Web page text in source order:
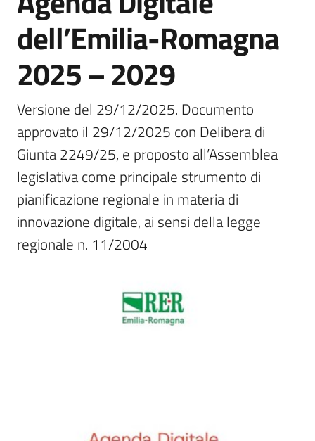
Servizi
dell'Urp
Accesso
e
trasparenza
Domande
frequenti
(FAQ)
dell’Emilia-Romagna
2025 – 2029
Versione del 29/12/2025. Documento
approvato il 29/12/2025 con Delibera di
Giunta 2249/25, e proposto all’Assemblea
legislativa come principale strumento di
pianificazione regionale in materia di
innovazione digitale, ai sensi della legge
regionale n. 11/2004